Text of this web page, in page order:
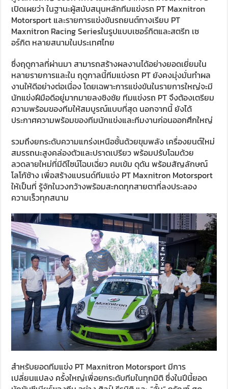
เปิดเผยว่า ในฐานะผู้สนับสนุนหลักทีมแข่งรถ PT Maxnitron
Motorsport และรายการแข่งขันรถยนต์ทางเรียบ PT
Maxnitron Racing Seriesในรูปแบบเซอร์กิตและสตรีท เซ
อร์กิต หลายสนามในประเทศไทย
ซึ่งฤดูกาลที่ผ่านมา สามารถสร้างผลงานได้อย่างยอดเยี่ยมใน
หลายรายการและใน ฤดูกาลนี้ทีมแข่งรถ PTยังคงมุ่งมั่นทำผล
งานให้ดีอย่างต่อเนื่อง โดยเฉพาะการแข่งขันในรายการใหญ่จะมี
นักแข่งฝีมือดีอยู่มากมายลงชิงชัย ทีมแข่งรถ PTจึงต้องเตรียม
ความพร้อมของทีมให้สมบูรณ์แบบที่สุด นอกจากนี้ ยังได้
ประกาศความพร้อมของทีมนักแข่งและทีมงานก่อนออกศึกใหญ่
รวมถึงยกระดับความแกร่งเหนือชั้นด้วยขุมพลัง เครื่องยนต์ใหม่
สมรรถนะสูงคล่องตัวและปราดเปรียว พร้อมปรับโฉมด้วย
ลวดลายใหม่ที่มีดีไซน์โฉบเฉี่ยว คมเข้ม ดุดัน พร้อมสัญลักษณ์
โลโก้ช้าง เพื่อสร้างแบรนด์ทีมแข่ง PT Maxnitron Motorsport
ให้เป็นที่ รู้จักในวงกว้างพร้อมสะกดทุกสายตาที่ลงประลอง
ความเร็วทุกสนาม
สำหรับยอดทีมแข่ง PT Maxnitron Motorsport มีการ
เปลี่ยนแปลง ครั้งใหญ่เพื่อยกระดับทีมในทุกมิติ ซึ่งในปีนี้ยอด